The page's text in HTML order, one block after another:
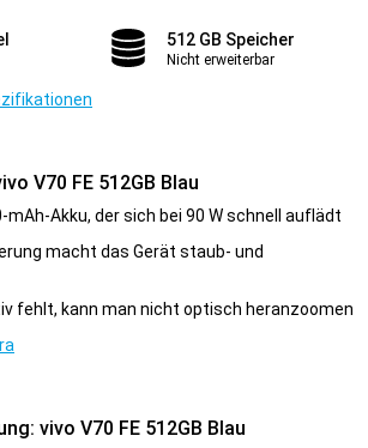
512 GB Speicher
Nicht erweiterbar
V70 FE 512GB Blau
mAh-Akku, der sich bei 90 W schnell auflädt
macht das Gerät staub- und
fehlt, kann man nicht optisch heranzoomen
vivo V70 FE 512GB Blau